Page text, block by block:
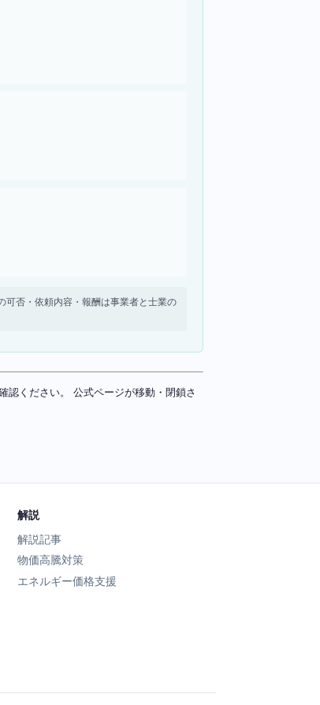
否・依頼内容・報酬は事業者と士業の
認ください。 公式ページが移動・閉鎖さ
解説
解説記事
物価高騰対策
エネルギー価格支援